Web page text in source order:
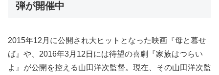
弾が開催中
2015年12月に公開され大ヒットとなった映画『母と暮せ
ば』や、2016年3月12日には待望の喜劇『家族はつらい
よ』が公開を控える山田洋次監督。現在、その山田洋次監